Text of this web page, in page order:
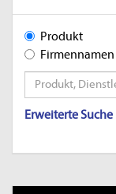
Produkt
Firmennamen
Erweiterte Suche